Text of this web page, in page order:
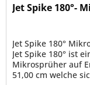
Jet Spike 180°-
Jet Spike 180°
Jet Spike 180° ist
Mikrosprüher auf
51,00 cm welche